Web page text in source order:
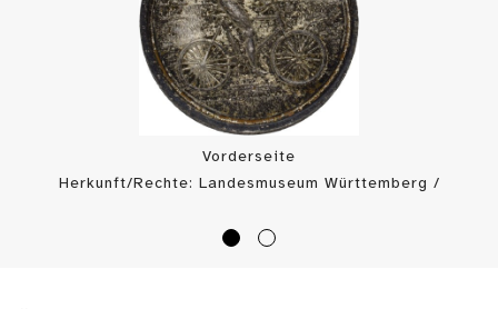
Vorderseite
Herkunft/Rechte: Landesmuseum Württemberg /